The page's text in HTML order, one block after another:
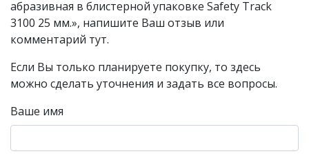
абразивная в блистерной упаковке Safety Track
3100 25 мм.», напишите Ваш отзыв или
комментарий тут.
Если Вы только планируете покупку, то здесь
можно сделать уточнения и задать все вопросы.
Ваше имя